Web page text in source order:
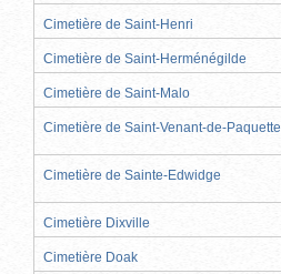
Cimetière de Saint-Henri
Cimetière de Saint-Herménégilde
Cimetière de Saint-Malo
Cimetière de Saint-Venant-de-Paquette
Cimetière de Sainte-Edwidge
Cimetière Dixville
Cimetière Doak